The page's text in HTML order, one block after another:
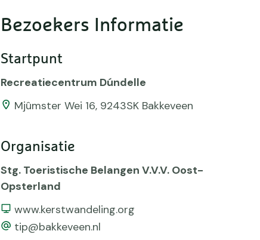
Bezoekers Informatie
Startpunt
Recreatiecentrum Dúndelle
Mjûmster Wei 16, 9243SK Bakkeveen
Organisatie
Stg. Toeristische Belangen V.V.V. Oost-
Opsterland
Website
www.kerstwandeling.org
emailtip@bakkeveen.nl